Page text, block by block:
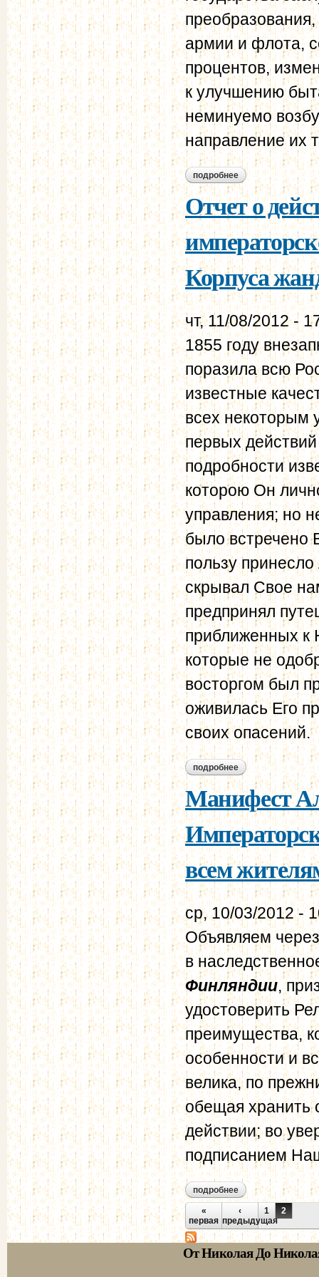
армии и флота,
процентов,
к улучшению
неминуемо
направление их
подробнее о политическое
Отчет о
Корпуса
чт, 11/08/2012 -
1855 году
поразила всю
известные
всех некоторым
первых
подробности
которою Он
управления; но
было встречено
пользу
скрывал Свое
предпринял
приближенных к
которые не
восторгом был
оживилась Его
своих опасений.
подробнее о отчет о
жандармов за
Манифест
всем
ср, 10/03/2012 -
Объявляем
в
Финляндии,
удостоверить
преимущества,
особенности и
велика, по
обещая хранить
действии; во
подписанием
подробнее о манифест
жителям
Страницы
«
первая
‹
предыдущая
1 2
От Николая До